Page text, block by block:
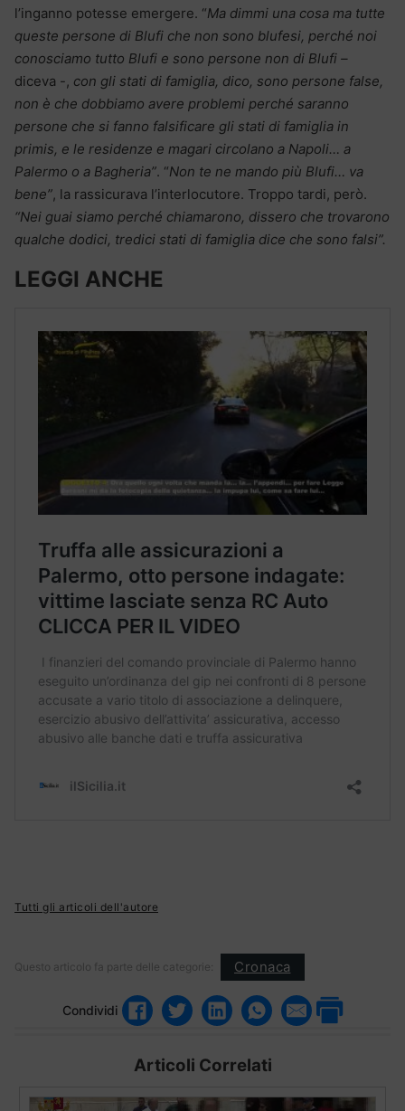
l’inganno potesse emergere. “Ma dimmi una cosa ma tutte
queste persone di Blufi che non sono blufesi, perché noi
conosciamo tutto Blufi e sono persone non di Blufi –
diceva -, con gli stati di famiglia, dico, sono persone false,
non è che dobbiamo avere problemi perché saranno
persone che si fanno falsificare gli stati di famiglia in
primis, e le residenze e magari circolano a Napoli… a
Palermo o a Bagheria”. “Non te ne mando più Blufi… va
bene”, la rassicurava l’interlocutore. Troppo tardi, però.
“Nei guai siamo perché chiamarono, dissero che trovarono
qualche dodici, tredici stati di famiglia dice che sono falsi”.
LEGGI ANCHE
Tutti gli articoli dell'autore
Questo articolo fa parte delle categorie: Cronaca
Condividi
Articoli Correlati